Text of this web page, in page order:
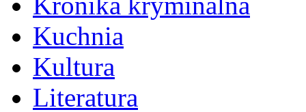
Kuchnia
Kultura
Literatura